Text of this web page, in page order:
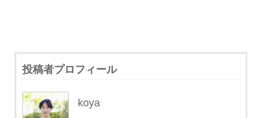
投稿者プロフィール
koya